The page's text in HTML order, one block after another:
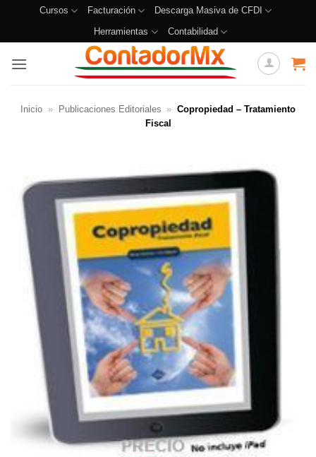
Cursos Facturación
Descarga Masiva de CFDI
Herramientas
Contabilidad
Inicio » Publicaciones Editoriales » Copropiedad – Tratamiento
Fiscal